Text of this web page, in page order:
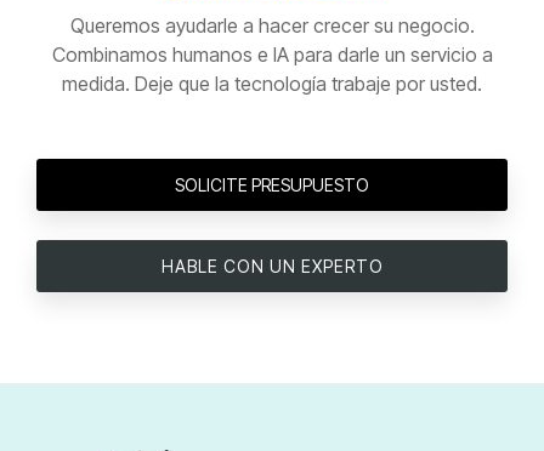
Queremos ayudarle a hacer crecer su negocio.
Combinamos humanos e IA para darle un servicio a
medida. Deje que la tecnología trabaje por usted.
SOLICITE PRESUPUESTO
HABLE CON UN EXPERTO